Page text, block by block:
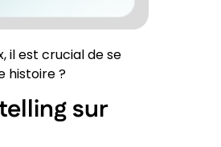
il est crucial de se
histoire ?
sur